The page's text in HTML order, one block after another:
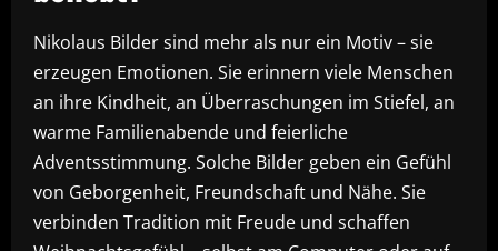
Nikolaus Bilder sind mehr als nur ein Motiv – sie
erzeugen Emotionen. Sie erinnern viele Menschen
an ihre Kindheit, an Überraschungen im Stiefel, an
warme Familienabende und feierliche
Adventsstimmung. Solche Bilder geben ein Gefühl
von Geborgenheit, Freundschaft und Nähe. Sie
verbinden Tradition mit Freude und schaffen